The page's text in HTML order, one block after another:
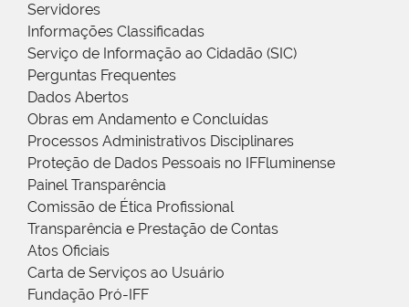
Servidores
Informações Classificadas
Serviço de Informação ao Cidadão (SIC)
Perguntas Frequentes
Dados Abertos
Obras em Andamento e Concluídas
Processos Administrativos Disciplinares
Proteção de Dados Pessoais no IFFluminense
Painel Transparência
Comissão de Ética Profissional
Transparência e Prestação de Contas
Atos Oficiais
Carta de Serviços ao Usuário
Fundação Pró-IFF